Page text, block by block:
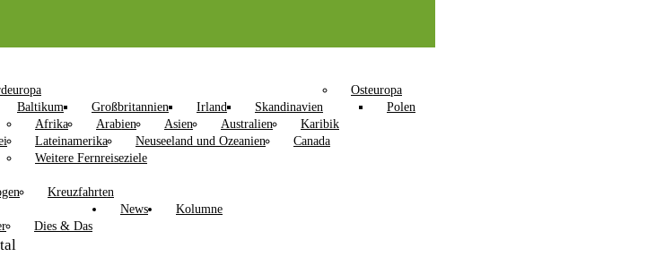
Baltikum
Großbritannien Irland Skandinavien
Osteuropa
Polen
Afrika Arabien Asien Australien
Karibik
Lateinamerika
Neuseeland und Ozeanien
Canada
Weitere Fernreiseziele
Kreuzfahrten
Dies & Das
News Kolumne